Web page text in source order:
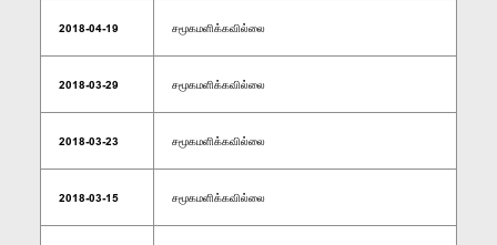
2018-04-19 சமூகமளிக்கவில்லை
2018-03-29 சமூகமளிக்கவில்லை
2018-03-23 சமூகமளிக்கவில்லை
2018-03-15 சமூகமளிக்கவில்லை